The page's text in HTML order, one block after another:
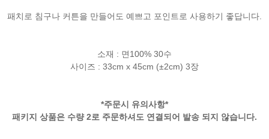
패치로 침구나 커튼을 만들어도 예쁘고 포인트로 사용하기 좋답니다.
소재 : 면100% 30수
사이즈 : 33cm x 45cm (±2cm) 3장
*주문시 유의사항*
패키지 상품은 수량 2로 주문하셔도 연결되어 발송 되지 않습니다.